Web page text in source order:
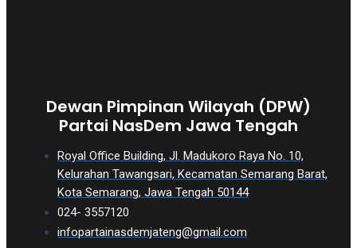
Dewan Pimpinan Wilayah (DPW)
Partai NasDem Jawa Tengah
Royal Office Building, Jl. Madukoro Raya No. 10,
Kelurahan Tawangsari, Kecamatan Semarang Barat,
Kota Semarang, Jawa Tengah 50144
024- 3557120
infopartainasdemjateng@gmail.com